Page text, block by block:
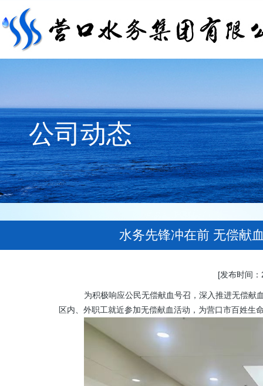
公司动态
水务先锋冲在前 无偿献
[发布时间
为积极响应公民无偿献血号召，深入推进无偿献
区内、外职工就近参加无偿献血活动，为营口市百姓生